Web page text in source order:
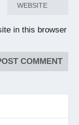
in this browser